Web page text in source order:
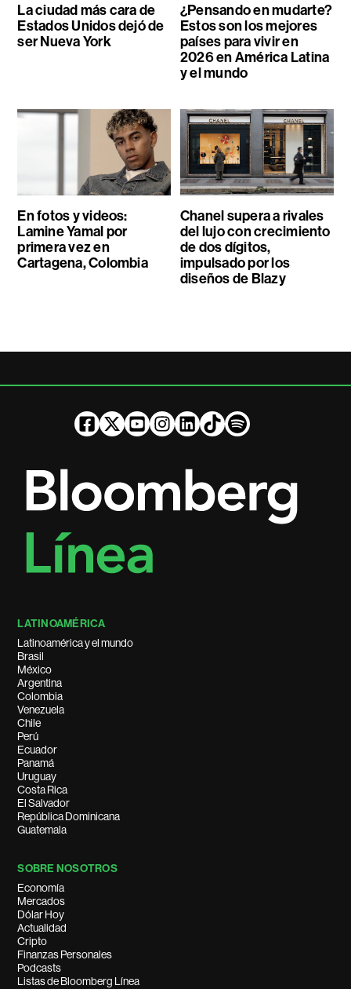
La ciudad más cara de
Estados Unidos dejó de
ser Nueva York
¿Pensando en mudarte?
Estos son los mejores
países para vivir en
2026 en América Latina
y el mundo
En fotos y videos:
Lamine Yamal por
primera vez en
Cartagena, Colombia
Chanel supera a rivales
del lujo con crecimiento
de dos dígitos,
impulsado por los
diseños de Blazy
LATINOAMÉRICA
Latinoamérica y el mundo
Brasil
México
Argentina
Colombia
Venezuela
Chile
Perú
Ecuador
Panamá
Uruguay
Costa Rica
El Salvador
República Dominicana
Guatemala
SOBRE NOSOTROS
Economía
Mercados
Dólar Hoy
Actualidad
Cripto
Finanzas Personales
Podcasts
Listas de Bloomberg Línea